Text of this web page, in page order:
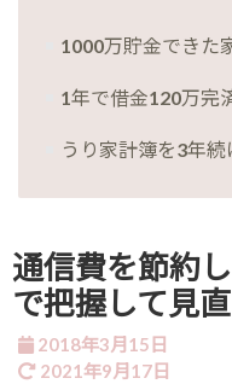
1000万貯金できた
1年で借金120万完
うり家計簿を3年
通信費を節約
で把握して見
2018年3月15日
2021年9月17日